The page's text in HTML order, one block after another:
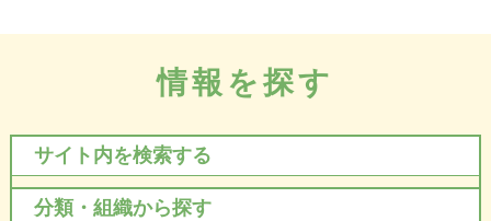
情報を探す
サイト内を検索する
分類・組織から探す